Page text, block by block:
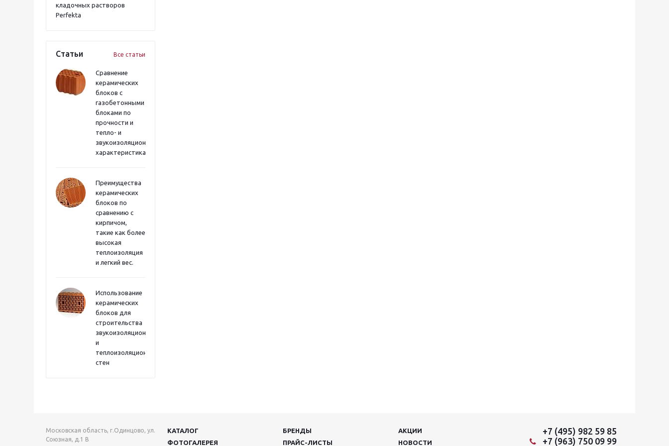
кладочных растворов
Perfekta
Статьи Все статьи
Сравнение
керамических
блоков с
газобетонными
блоками по
прочности и
тепло- и
звукоизоляционным
характеристикам
Преимущества
керамических
блоков по
сравнению с
кирпичом,
такие как более
высокая
теплоизоляция
и легкий вес.
Использование
керамических
блоков для
строительства
звукоизоляционных
и
теплоизоляционных
стен
Московская область, г.Одинцово, ул.
Союзная, д.1 В
КАТАЛОГ БРЕНДЫ
АКЦИИ
ФОТОГАЛЕРЕЯ
ПРАЙС-ЛИСТЫ НОВОСТИ
+7 (495) 982 59 85
+7 (963) 750 09 99